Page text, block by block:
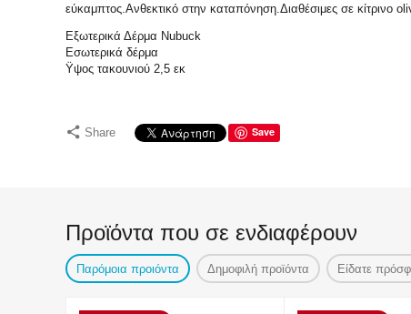
εύκαμπτος.Ανθεκτικό στην καταπόνηση.Διαθέσιμες σε κίτρινο
Εξωτερικά Δέρμα Nubuck
Εσωτερικά δέρμα
Ϋψος τακουνιού 2,5 εκ
Share Save
Προϊόντα που σε ενδιαφέρουν
Παρόμοια προιόντα Δημοφιλή προϊόντα Είδατε